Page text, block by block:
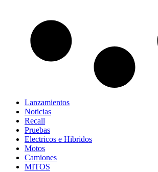
Lanzamientos
Noticias
Recall
Pruebas
Electricos e Hibridos
Motos
Camiones
MITOS